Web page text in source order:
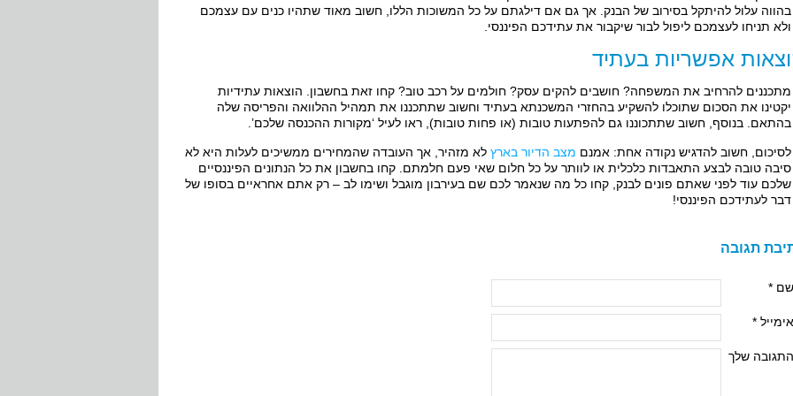
בהווה עלול להיתקל בסירוב של הבנק. אך גם אם דילגתם על כל המשוכות הללו, חשוב מאוד שתהיו כנים עם עצמכם
ולא תניחו לעצמכם ליפול לבור שיקבור את עתידכם הפיננסי.
אפשריות בעתיד
מתכננים להרחיב את המשפחה? חושבים להקים עסק? חולמים על רכב טוב? קחו זאת בחשבון. הוצאות עתידיות
יקטינו את הסכום שתוכלו להשקיע בהחזרי המשכנתא בעתיד וחשוב שתתכננו את תמהיל ההלוואה והפריסה שלה
בהתאם. בנוסף, חשוב שתתכוננו גם להפתעות טובות (או פחות טובות), ראו לעיל ‘מקורות ההכנסה שלכם’.
לסיכום, חשוב להדגיש נקודה אחת: אמנם מצב הדיור בארץ לא מזהיר, אך העובדה שהמחירים ממשיכים לעלות היא לא
סיבה טובה לבצע התאבדות כלכלית או לוותר על כל חלום שאי פעם חלמתם. קחו בחשבון את כל הנתונים הפיננסיים
שלכם עוד לפני שאתם פונים לבנק, קחו כל מה שנאמר לכם שם בעירבון מוגבל ושימו לב – רק אתם אחראיים בסופו של
דבר לעתידכם הפיננסי!
תגובה
שם *
אימייל *
התגובה שלך